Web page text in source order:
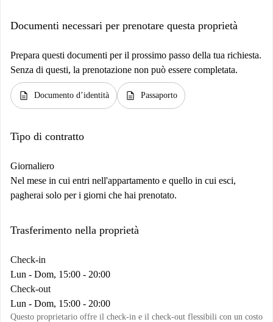
Documenti necessari per prenotare questa proprietà
Prepara questi documenti per il prossimo passo della tua richiesta.
Senza di questi, la prenotazione non può essere completata.
description Documento d’identità description Passaporto
Tipo di contratto
Giornaliero
Nel mese in cui entri nell'appartamento e quello in cui esci,
pagherai solo per i giorni che hai prenotato.
Trasferimento nella proprietà
Check-in
Lun - Dom, 15:00 - 20:00
Check-out
Lun - Dom, 15:00 - 20:00
Questo proprietario offre il check-in e il check-out flessibili con un costo